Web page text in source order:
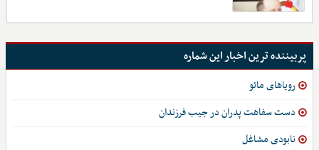
پربیننده ترین اخبار این شماره
رویاهای مائو
دست سفاهت پدران در جیب فرزندان
نابودی مشاغل